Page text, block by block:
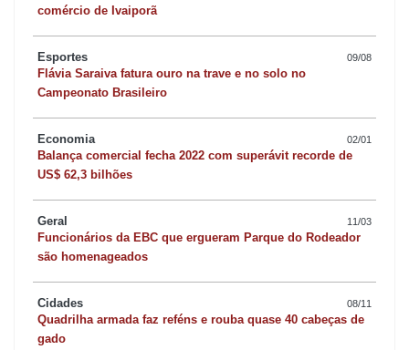
comércio de Ivaiporã
Esportes 09/08
Flávia Saraiva fatura ouro na trave e no solo no
Campeonato Brasileiro
Economia 02/01
Balança comercial fecha 2022 com superávit recorde de
US$ 62,3 bilhões
Geral 11/03
Funcionários da EBC que ergueram Parque do Rodeador
são homenageados
Cidades 08/11
Quadrilha armada faz reféns e rouba quase 40 cabeças de
gado